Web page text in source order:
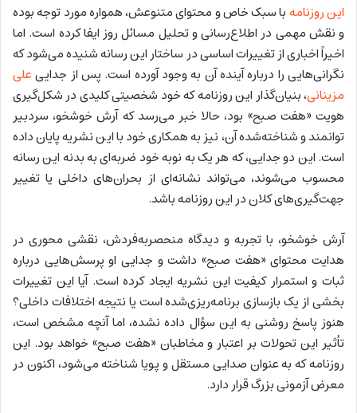
این روزنامهبا سبک خاص و محتوای متنوعش، همواره مورد توجه بوده
و نقش مهمی در اطلاع‌رسانی و تحلیل مسائل روز ایفا کرده است. اما
اخیراً اخباری از تغییرات اساسی در ساختار این رسانه شنیده می‌شود که
نگرانی‌هایی را درباره آینده آن به وجود آورده است. پس از جداییعلی
مزینانی، بنیان‌گذار این روزنامه که خود شخصیتی کلیدی در شکل‌گیری
هویت «هفت صبح» بود، حالا خبر می‌رسد که آرش خوشخو، سردبیر
توانمند و شناخته‌شده آن، نیز به همکاری خود با این نشریه پایان داده
است. این دو جدایی، که هر یک به نوبه خود ضربه‌ای به بدنه این رسانه
محسوب می‌شوند، می‌تواند نشانه‌ای از بحران‌های داخلی یا تغییر
جهت‌گیری‌های کلان در این روزنامه باشد.
آرش خوشخو، با تجربه و دیدگاه منحصربه‌فردش، نقشی محوری در
هدایت محتوای «هفت صبح» داشت و جدایی او پرسش‌هایی درباره
ثبات و استمرار کیفیت این نشریه ایجاد کرده است. آیا این تغییرات
بخشی از یک بازسازی برنامه‌ریزی‌شده است یا نتیجه اختلافات داخلی؟
هنوز پاسخ روشنی به این سؤال داده نشده، اما آنچه مشخص است،
تأثیر این تحولات بر اعتبار و مخاطبان «هفت صبح» خواهد بود. این
روزنامه که به عنوان صدایی مستقل و پویا شناخته می‌شود، اکنون در
معرض آزمونی بزرگ قرار دارد.